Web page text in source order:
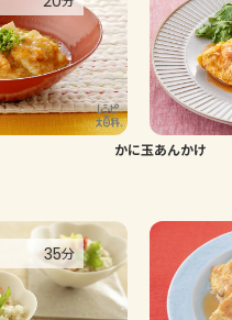
かに玉あんかけ
35分